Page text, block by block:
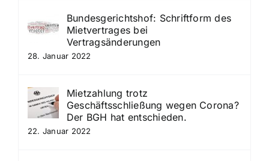
Bundesgerichtshof: Schriftform des
Mietvertrages bei
Vertragsänderungen
28. Januar 2022
Mietzahlung trotz
Geschäftsschließung wegen Corona?
Der BGH hat entschieden.
22. Januar 2022